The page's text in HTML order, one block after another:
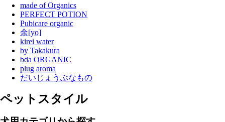
made of Organics
PERFECT POTION
Pubicare organic
余[yo]
kirei water
by Takakura
bda ORGANIC
plug aroma
だいじょうぶなもの
ペットスタイル